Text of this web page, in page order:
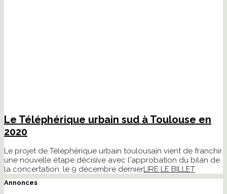
Le Téléphérique urbain sud à Toulouse en
2020
Le projet de Téléphérique urbain toulousain vient de franchir
une nouvelle étape décisive avec l'approbation du bilan de
la concertation, le 9 décembre dernierLIRE LE BILLET
Annonces